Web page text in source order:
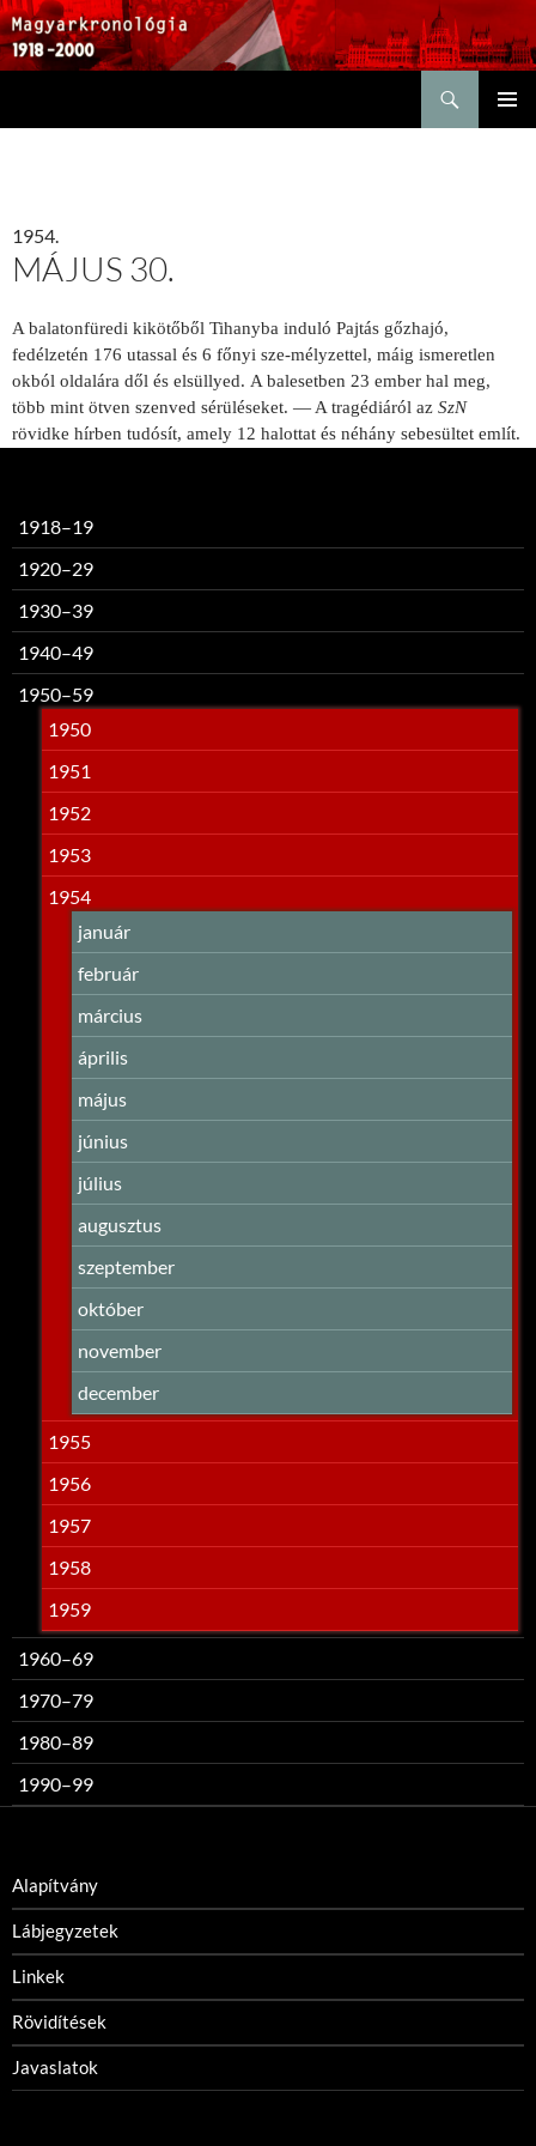
1954.
MÁJUS 30.
A balatonfüredi kikötőből Tihanyba induló Pajtás gőzhajó,
fedélzetén 176 utassal és 6 főnyi sze-mélyzettel, máig ismeretlen
okból oldalára dől és elsüllyed. A balesetben 23 ember hal meg,
több mint ötven szenved sérüléseket. — A tragédiáról az SzN
rövidke hírben tudósít, amely 12 halottat és néhány sebesültet említ.
1918–19
1920–29
1930–39
1940–49
1950–59
1950
1951
1952
1953
1954
január
február
március
április
május
június
július
augusztus
szeptember
október
november
december
1955
1956
1957
1958
1959
1960–69
1970–79
1980–89
1990–99
Alapítvány
Lábjegyzetek
Linkek
Rövidítések
Javaslatok